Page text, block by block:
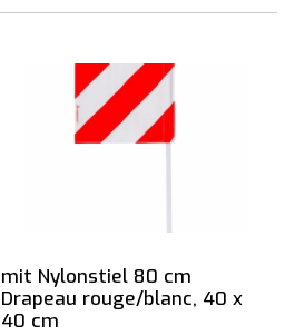
mit Nylonstiel 80 cm
Drapeau rouge/blanc, 40 x
40 cm